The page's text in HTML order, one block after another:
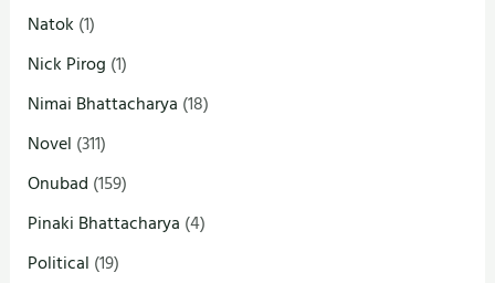
Natok (1)
Nick Pirog (1)
Nimai Bhattacharya (18)
Novel (311)
Onubad (159)
Pinaki Bhattacharya (4)
Political (19)